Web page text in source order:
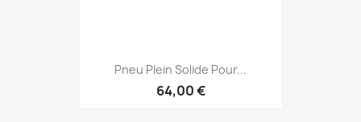
Pneu Plein Solide Pour...
64,00 €